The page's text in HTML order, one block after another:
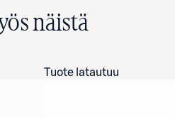
näistä
Tuote latautuu